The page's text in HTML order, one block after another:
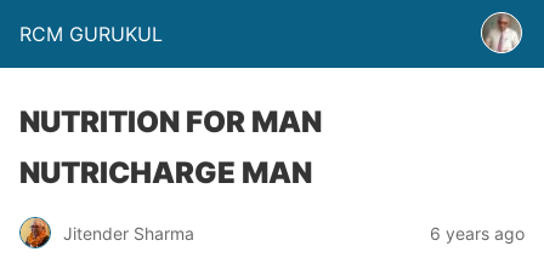
RCM GURUKUL
NUTRITION FOR MAN
NUTRICHARGE MAN
Jitender Sharma 6 years ago